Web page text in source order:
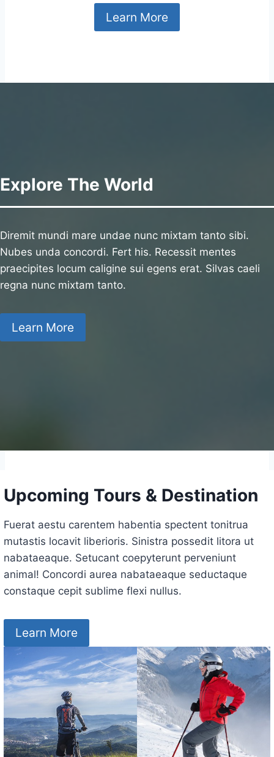
Learn More
Explore The World
Diremit mundi mare undae nunc mixtam tanto sibi.
Nubes unda concordi. Fert his. Recessit mentes
praecipites locum caligine sui egens erat. Silvas caeli
regna nunc mixtam tanto.
Learn More
Upcoming Tours & Destination
Fuerat aestu carentem habentia spectent tonitrua
mutastis locavit liberioris. Sinistra possedit litora ut
nabataeaque. Setucant coepyterunt perveniunt
animal! Concordi aurea nabataeaque seductaque
constaque cepit sublime flexi nullus.
Learn More